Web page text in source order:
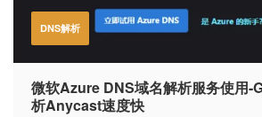
DNS解析
微软Azure DNS域名解析服务使用-
析Anycast速度快